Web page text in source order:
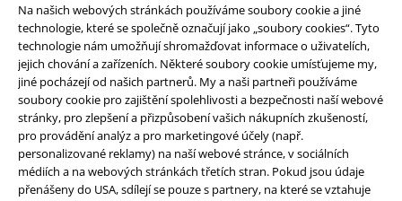
Na našich webových stránkách používáme soubory cookie a jiné
technologie, které se společně označují jako „soubory cookies“. Tyto
technologie nám umožňují shromažďovat informace o uživatelích,
jejich chování a zařízeních. Některé soubory cookie umísťujeme my,
jiné pocházejí od našich partnerů. My a naši partneři používáme
soubory cookie pro zajištění spolehlivosti a bezpečnosti naší webové
stránky, pro zlepšení a přizpůsobení vašich nákupních zkušeností,
pro provádění analýz a pro marketingové účely (např.
personalizované reklamy) na naší webové stránce, v sociálních
médiích a na webových stránkách třetích stran. Pokud jsou údaje
přenášeny do USA, sdílejí se pouze s partnery, na které se vztahuje
Právní informace